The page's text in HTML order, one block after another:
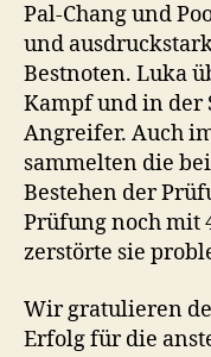
Pal-Chang und
und
Bestnoten. Luka
Kampf und in der
Angreifer. Auch
sammelten die
Bestehen der
Prüfung noch mit
zerstörte sie
Wir gratulieren
Erfolg für die